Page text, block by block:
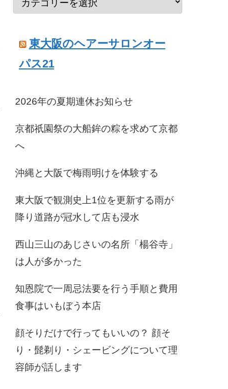
東大阪のヘアーサロンオー
パス21
2026年の夏期連休お知らせ
京都祇園祭の大船鉾の粽を求めて京都
へ
沖縄と大阪で梅雨明けを体験する
東大阪で観測史上1位を更新する雨が
降り道路が冠水して店も浸水
西山三山のあじさいの名所「楊谷寺」
は人が多かった
知恩院で一周忌法要を行う手順と費用
食事はいもぼう本店
顔そりだけで行ってもいいの？ 顔そ
り・髭剃り・シェービングについて理
容師が話します